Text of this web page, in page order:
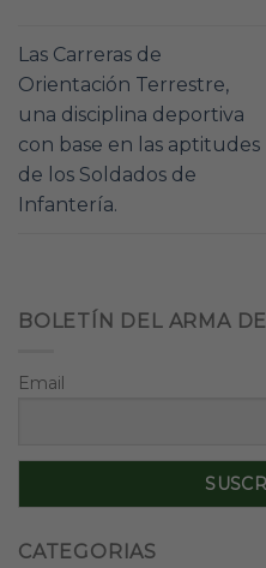
Las Carreras de
Orientación Terrestre,
una disciplina deportiva
con base en las aptitudes
de los Soldados de
Infantería.
BOLETÍN DEL ARMA
Email
CATEGORIAS